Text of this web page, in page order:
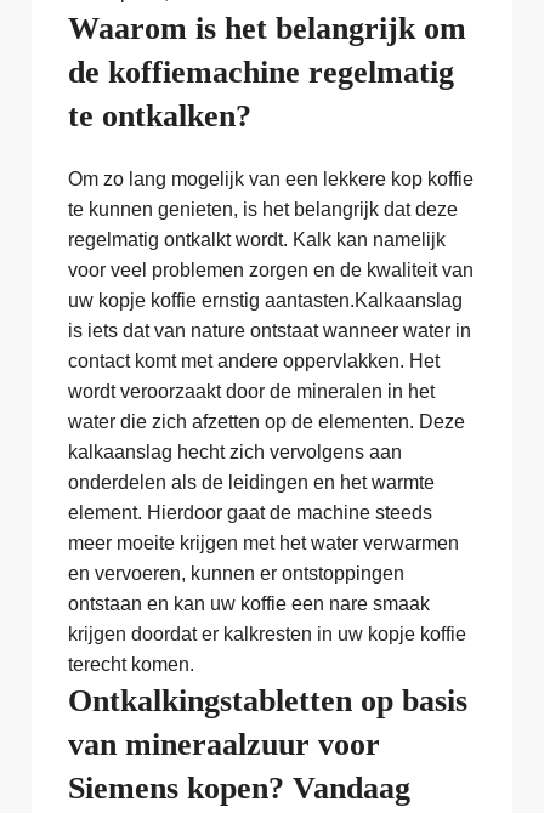
Waarom is het belangrijk om
de koffiemachine regelmatig
te ontkalken?
Om zo lang mogelijk van een lekkere kop koffie
te kunnen genieten, is het belangrijk dat deze
regelmatig ontkalkt wordt. Kalk kan namelijk
voor veel problemen zorgen en de kwaliteit van
uw kopje koffie ernstig aantasten.Kalkaanslag
is iets dat van nature ontstaat wanneer water in
contact komt met andere oppervlakken. Het
wordt veroorzaakt door de mineralen in het
water die zich afzetten op de elementen. Deze
kalkaanslag hecht zich vervolgens aan
onderdelen als de leidingen en het warmte
element. Hierdoor gaat de machine steeds
meer moeite krijgen met het water verwarmen
en vervoeren, kunnen er ontstoppingen
ontstaan en kan uw koffie een nare smaak
krijgen doordat er kalkresten in uw kopje koffie
terecht komen.
Ontkalkingstabletten op basis
van mineraalzuur voor
Siemens kopen? Vandaag